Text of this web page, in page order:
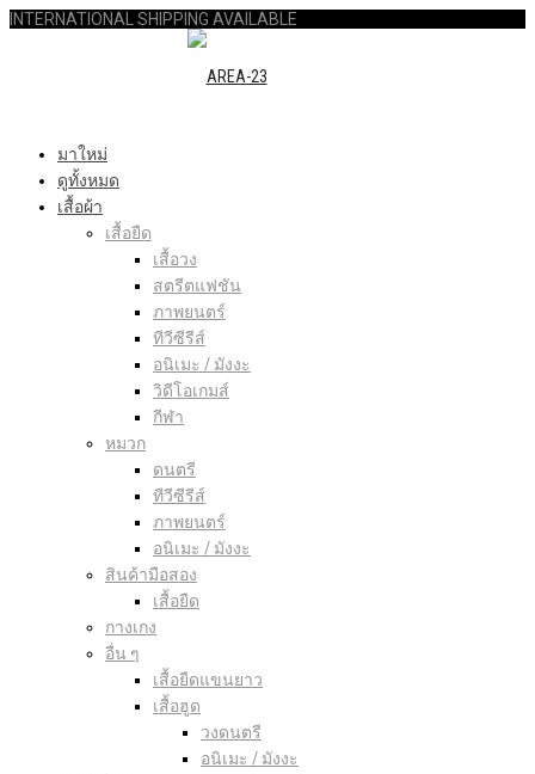
INTERNATIONAL SHIPPING AVAILABLE
มาใหม่
ดูทั้งหมด
เสื้อผ้า
เสื้อยืด
เสื้อวง
สตรีตแฟชัน
ภาพยนตร์
ทีวีซีรีส์
อนิเมะ / มังงะ
วิดีโอเกมส์
กีฬา
หมวก
ดนตรี
ทีวีซีรีส์
ภาพยนตร์
อนิเมะ / มังงะ
สินค้ามือสอง
เสื้อยืด
กางเกง
อื่น ๆ
เสื้อยืดแขนยาว
เสื้อฮูด
วงดนตรี
อนิเมะ / มังงะ